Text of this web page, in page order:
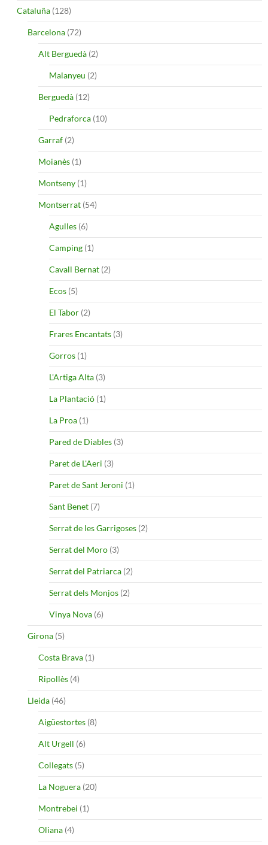
Cataluña (128)
Barcelona (72)
Alt Berguedà (2)
Malanyeu (2)
Berguedà (12)
Pedraforca (10)
Garraf (2)
Moianès (1)
Montseny (1)
Montserrat (54)
Agulles (6)
Camping (1)
Cavall Bernat (2)
Ecos (5)
El Tabor (2)
Frares Encantats (3)
Gorros (1)
L'Artiga Alta (3)
La Plantació (1)
La Proa (1)
Pared de Diables (3)
Paret de L'Aeri (3)
Paret de Sant Jeroni (1)
Sant Benet (7)
Serrat de les Garrigoses (2)
Serrat del Moro (3)
Serrat del Patriarca (2)
Serrat dels Monjos (2)
Vinya Nova (6)
Girona (5)
Costa Brava (1)
Ripollès (4)
Lleida (46)
Aigüestortes (8)
Alt Urgell (6)
Collegats (5)
La Noguera (20)
Montrebei (1)
Oliana (4)